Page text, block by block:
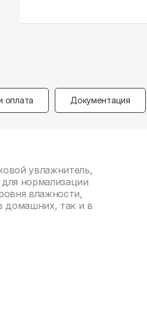
оплата Документация
увлажнитель,
нормализации
влажности,
домашних, так и в